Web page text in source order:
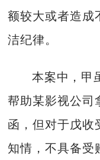
额较大或者造成
洁纪律。
本案中，甲
帮助某影视公司
函，但对于戊收
知情，不具备受